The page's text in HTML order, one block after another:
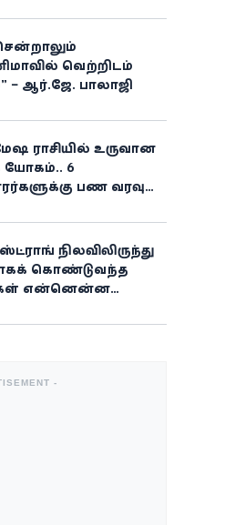
வெற்றிடம்
ஆர்.ஜே. பாலாஜி
ராசியில் உருவான
யோகம்.. 6
பண வரவு
நிலவிலிருந்து
கொண்டுவந்த
என்னென்ன
-